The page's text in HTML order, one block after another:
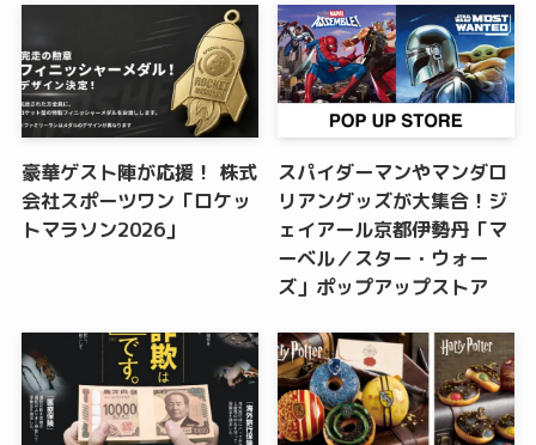
豪華ゲスト陣が応援！ 株式
会社スポーツワン「ロケッ
トマラソン2026」
スパイダーマンやマンダロ
リアングッズが大集合！ジ
ェイアール京都伊勢丹「マ
ーベル／スター・ウォー
ズ」ポップアップストア